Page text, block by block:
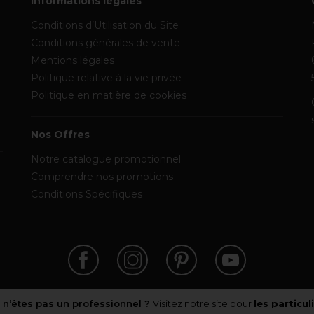
Conditions d’Utilisation du Site
Conditions générales de vente
Mentions légales
Politique relative à la vie privée
Politique en matière de cookies
Nos Offres
Notre catalogue promotionnel
Comprendre nos promotions
Conditions Spécifiques
n’êtes pas un professionnel ? Visitez notre site pour les